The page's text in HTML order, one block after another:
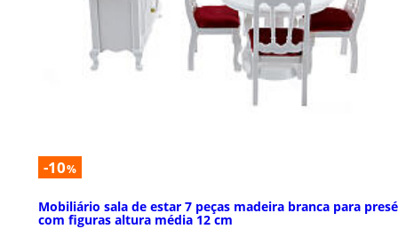
-10%
Mobiliário sala de estar 7 peças madeira branca para
com figuras altura média 12 cm